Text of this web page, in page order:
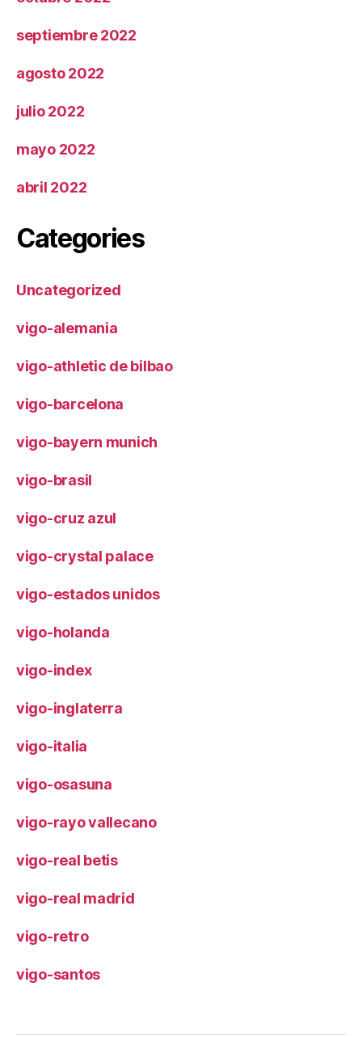
septiembre 2022
agosto 2022
julio 2022
mayo 2022
abril 2022
Categories
Uncategorized
vigo-alemania
vigo-athletic de bilbao
vigo-barcelona
vigo-bayern munich
vigo-brasil
vigo-cruz azul
vigo-crystal palace
vigo-estados unidos
vigo-holanda
vigo-index
vigo-inglaterra
vigo-italia
vigo-osasuna
vigo-rayo vallecano
vigo-real betis
vigo-real madrid
vigo-retro
vigo-santos